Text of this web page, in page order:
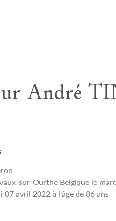
André
sur-Ourthe Belgique le
07 avril 2022 à l'âge de 86 ans